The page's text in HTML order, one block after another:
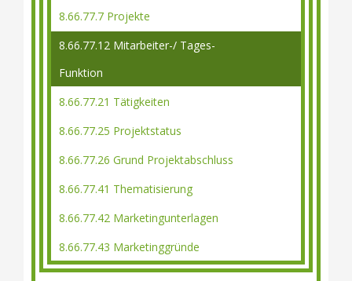
8.66.77.7 Projekte
8.66.77.12 Mitarbeiter-/ Tages-
Funktion
8.66.77.21 Tätigkeiten
8.66.77.25 Projektstatus
8.66.77.26 Grund Projektabschluss
8.66.77.41 Thematisierung
8.66.77.42 Marketingunterlagen
8.66.77.43 Marketinggründe